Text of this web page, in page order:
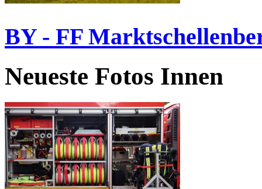
BY - FF
Neueste Fotos Innen